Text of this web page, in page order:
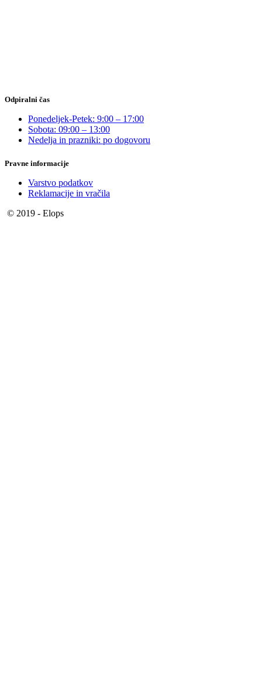
Odpiralni čas
Ponedeljek-Petek: 9:00 – 17:00
Sobota: 09:00 – 13:00
Nedelja in prazniki: po dogovoru
Pravne informacije
Varstvo podatkov
Reklamacije in vračila
© 2019 - Elops